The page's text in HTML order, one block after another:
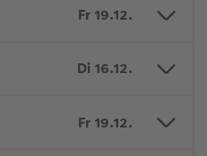
Fr 19.12.
Di 16.12.
Fr 19.12.